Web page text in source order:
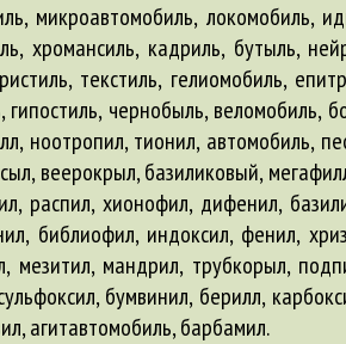
микроавтомобиль, локомобиль,
хромансиль, кадриль, бутыль,
текстиль, гелиомобиль,
гипостиль, чернобыль, веломобиль,
ноотропил, тионил, автомобиль,
веерокрыл, базиликовый,
распил, хионофил, дифенил,
библиофил, индоксил, фенил,
мезитил, мандрил, трубкорыл,
бумвинил, берилл,
,агитавтомобиль, барбамил.